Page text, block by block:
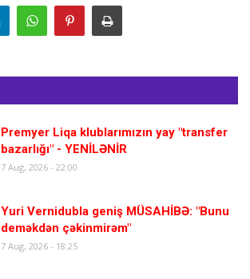
Premyer Liqa klublarımızın yay "transfer
bazarlığı" - YENİLƏNİR
7 Aug, 2026 - 22:00
Yuri Vernidubla geniş MÜSAHİBƏ: "Bunu
deməkdən çəkinmirəm"
7 Aug, 2026 - 18:25